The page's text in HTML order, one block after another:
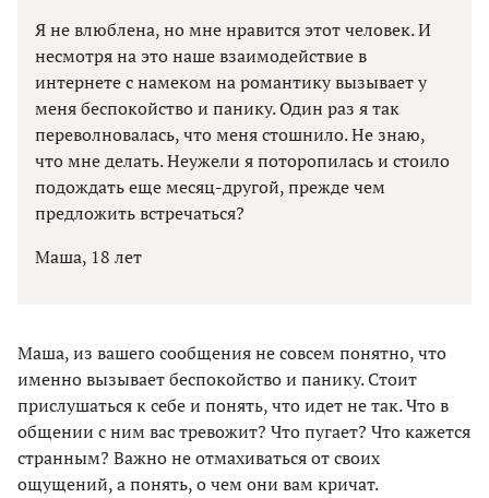
Я не влюблена, но мне нравится этот человек. И
несмотря на это наше взаимодействие в
интернете с намеком на романтику вызывает у
меня беспокойство и панику. Один раз я так
переволновалась, что меня стошнило. Не знаю,
что мне делать. Неужели я поторопилась и стоило
подождать еще месяц-другой, прежде чем
предложить встречаться?
Маша, 18 лет
Маша, из вашего сообщения не совсем понятно, что
именно вызывает беспокойство и панику. Стоит
прислушаться к себе и понять, что идет не так. Что в
общении с ним вас тревожит? Что пугает? Что кажется
странным? Важно не отмахиваться от своих
ощущений, а понять, о чем они вам кричат.